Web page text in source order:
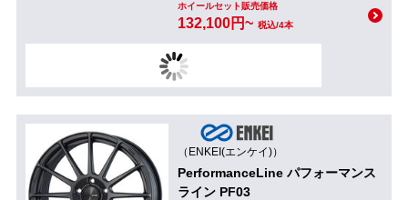
ホイールセット販売価格
132,100円~ 税込/4本
（ENKEI(エンケイ)）
PerformanceLine パフォーマンス
ライン PF03